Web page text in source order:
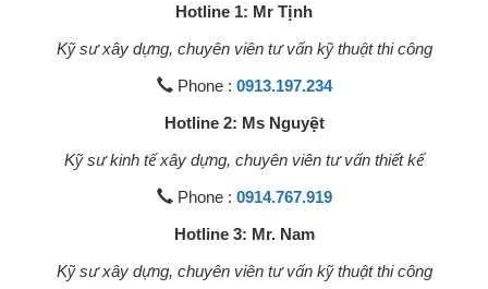
Hotline 1: Mr Tịnh
Kỹ sư xây dựng, chuyên viên tư vấn kỹ thuật thi công
Phone : 0913.197.234
Hotline 2: Ms Nguyệt
Kỹ sư kinh tế xây dựng, chuyên viên tư vấn thiết kế
Phone : 0914.767.919
Hotline 3: Mr. Nam
Kỹ sư xây dựng, chuyên viên tư vấn kỹ thuật thi công